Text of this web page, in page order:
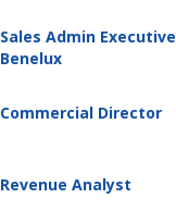
Sales Admin Executive
Benelux
Commercial Director
Revenue Analyst